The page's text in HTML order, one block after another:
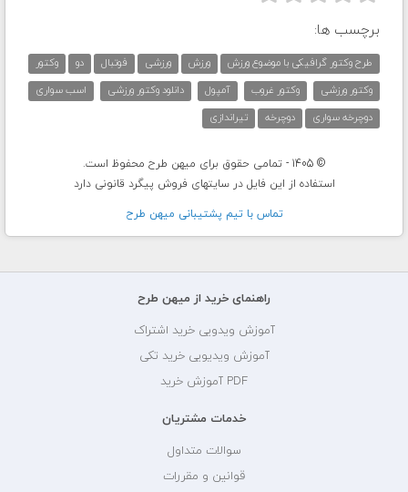
برچسب ها:
طرح وکتور گرافیکی با موضوع ورزش ورزش ورزشی فوتبال دو
وکتور
وکتور ورزشی
وکتور غروب آمپول دانلود وکتور ورزشی
اسب سواری
دوچرخه سواری
دوچرخه تیراندازی
© 1405 - تمامی حقوق برای میهن طرح محفوظ است.
استفاده از این فایل در سایتهای فروش پیگرد قانونی دارد
تماس با تيم پشتيبانی ميهن طرح
راهنمای خرید از میهن طرح
آموزش ویدویی خرید اشتراک
آموزش ویدیویی خرید تکی
PDF آموزش خرید
خدمات مشتریان
سوالات متداول
قوانین و مقررات